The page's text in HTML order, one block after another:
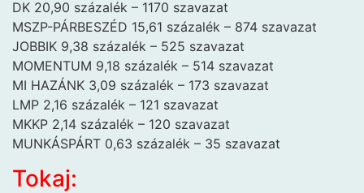
DK 20,90 százalék – 1170 szavazat
MSZP-PÁRBESZÉD 15,61 százalék – 874 szavazat
JOBBIK 9,38 százalék – 525 szavazat
MOMENTUM 9,18 százalék – 514 szavazat
MI HAZÁNK 3,09 százalék – 173 szavazat
LMP 2,16 százalék – 121 szavazat
MKKP 2,14 százalék – 120 szavazat
MUNKÁSPÁRT 0,63 százalék – 35 szavazat
Tokaj: